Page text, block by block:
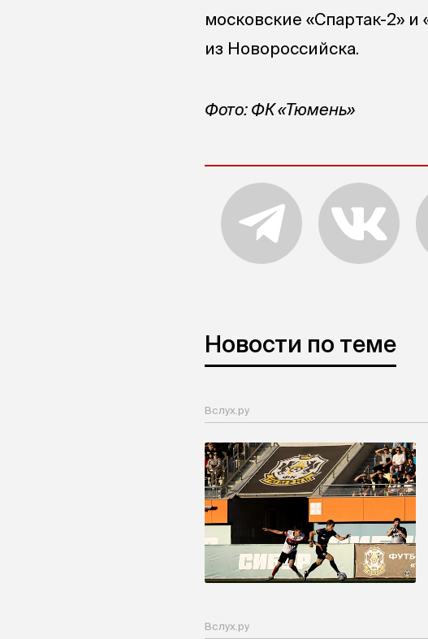
московские «Спартак-2»
из Новороссийска.
Фото: ФК «Тюмень»
Новости по теме
Вслух.ру
Вслух.ру